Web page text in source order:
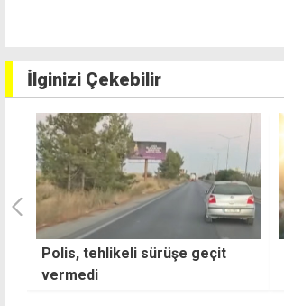
İlginizi Çekebilir
Yaz ortasında yağmur: En çok
Kaleburnu'na yağdı